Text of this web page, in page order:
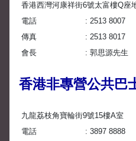
香港西灣河康祥街6號太富樓Q座
電話
2513 8007
傳真
2513 8017
會長
郭思源先生
香港非專營公共巴
九龍荔枝角寶輪街9號15樓A室
電話
3897 8888